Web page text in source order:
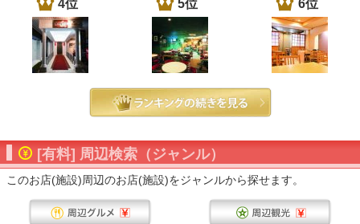
4位 5位 6位
[有料] 周辺検索（ジャンル）
このお店(施設)周辺のお店(施設)をジャンルから探せます。